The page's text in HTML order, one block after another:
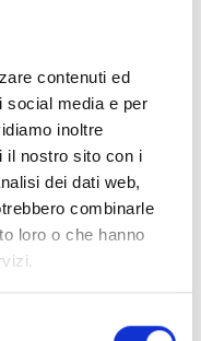
contenuti ed
social media e per
inoltre
il nostro sito con i
dei dati web,
combinarle
loro o che hanno
(47)
- Materiali
con icona
lock